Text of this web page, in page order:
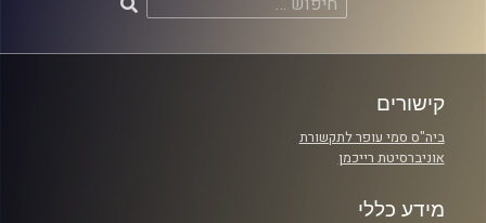
חיפוש:
קישורים
ביה"ס סמי עופר לתקשורת
אוניברסיטת רייכמן
מידע כללי